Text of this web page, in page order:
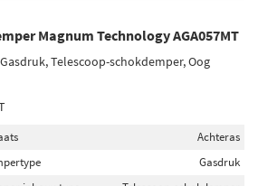
Magnum Technology AGA057MT
Telescoop-schokdemper, Oog
Achteras
Gasdruk